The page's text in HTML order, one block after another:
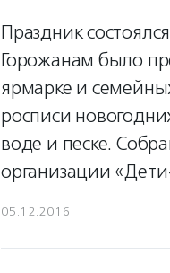
Праздник
Горожанам было
ярмарке и
росписи
воде и песке.
организации
05.12.2016